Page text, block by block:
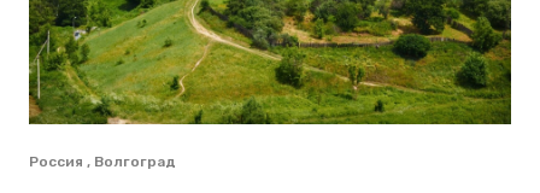
Россия , Волгоград